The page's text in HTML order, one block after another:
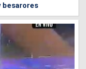
besarores